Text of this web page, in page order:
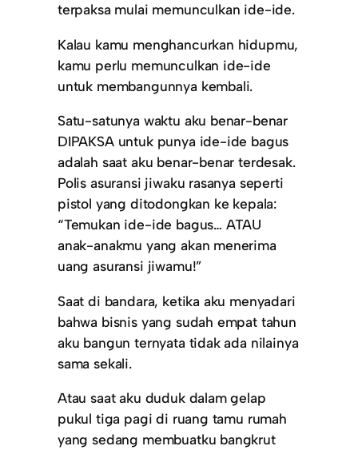
terpaksa mulai memunculkan ide-ide.
Kalau kamu menghancurkan hidupmu,
kamu perlu memunculkan ide-ide
untuk membangunnya kembali.
Satu-satunya waktu aku benar-benar
DIPAKSA untuk punya ide-ide bagus
adalah saat aku benar-benar terdesak.
Polis asuransi jiwaku rasanya seperti
pistol yang ditodongkan ke kepala:
“Temukan ide-ide bagus… ATAU
anak-anakmu yang akan menerima
uang asuransi jiwamu!”
Saat di bandara, ketika aku menyadari
bahwa bisnis yang sudah empat tahun
aku bangun ternyata tidak ada nilainya
sama sekali.
Atau saat aku duduk dalam gelap
pukul tiga pagi di ruang tamu rumah
yang sedang membuatku bangkrut